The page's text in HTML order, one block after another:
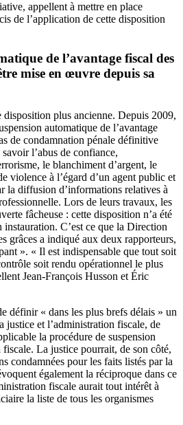
appellent à mettre en place
de l’application de cette disposition
de l’avantage fiscal des
mise en œuvre depuis sa
plus ancienne. Depuis 2009,
automatique de l’avantage
de condamnation pénale définitive
l’abus de confiance,
le blanchiment d’argent, le
violence à l’égard d’un agent public et
la diffusion d’informations relatives à
Lors de leurs travaux, les
fâcheuse : cette disposition n’a été
instauration. C’est ce que la Direction
grâces a indiqué aux deux rapporteurs,
». « Il est indispensable que tout soit
soit rendu opérationnel le plus
Jean-François Husson et Éric
définir « dans les plus brefs délais » un
justice et l’administration fiscale, de
la procédure de suspension
La justice pourrait, de son côté,
condamnées pour les faits listés par la
également la réciproque dans ce
fiscale aurait tout intérêt à
la liste de tous les organismes